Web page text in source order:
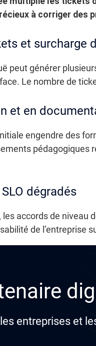
à corriger des
et surcharge
peut générer
Le nombre de
et en
engendre des
pédagogiques
dégradés
accords de niveau
de
entreprises et